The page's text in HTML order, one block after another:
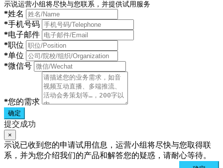
示说运营小组将尽快与您联系，并提供试用服务
*姓名
*手机号码
*电子邮件
*职位
*单位
*微信号
*您的需求
确定
提交成功
×
示说已收到您的申请试用信息，运营小组将尽快与您取得联
系，并为您介绍我们的产品和解答您的疑惑，请耐心等待。